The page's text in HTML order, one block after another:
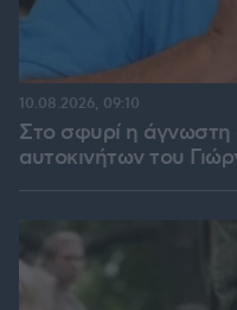
Στο σφυρί η
αυτοκινήτων του
10.08.2026, 09:10